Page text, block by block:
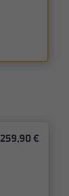
259,90 €